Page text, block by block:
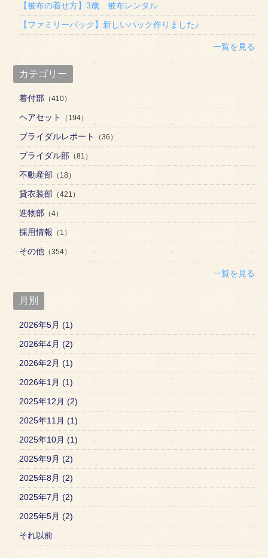
【被布の着せ方】3歳 被布レンタル
【ファミリーパック】新しいパック作りました♪
一覧を見る
カテゴリー
着付部 （410）
ヘアセット （194）
ブライダルレポート （36）
ブライダル部 （81）
不動産部 （18）
貸衣装部 （421）
進物部 （4）
採用情報 （1）
その他 （354）
一覧を見る
月別
2026年5月 (1)
2026年4月 (2)
2026年2月 (1)
2026年1月 (1)
2025年12月 (2)
2025年11月 (1)
2025年10月 (1)
2025年9月 (2)
2025年8月 (2)
2025年7月 (2)
2025年5月 (2)
それ以前